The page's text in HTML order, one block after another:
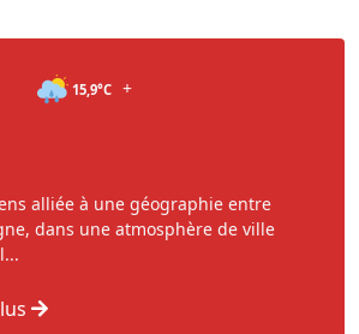
15,9°C +
alliée à une géographie entre
dans une atmosphère de ville